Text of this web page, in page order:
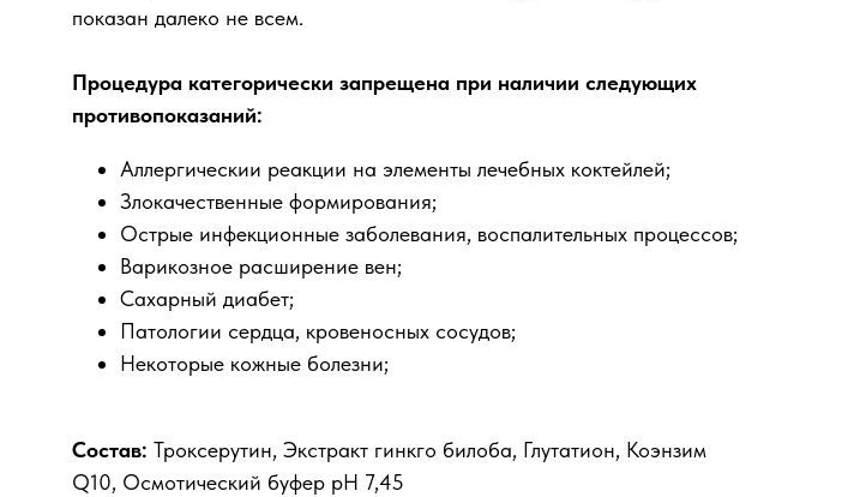
показан далеко не всем.
Процедура категорически запрещена при наличии следующих
противопоказаний:
Аллергическии реакции на элементы лечебных коктейлей;
Злокачественные формирования;
Острые инфекционные заболевания, воспалительных процессов;
Варикозное расширение вен;
Сахарный диабет;
Патологии сердца, кровеносных сосудов;
Некоторые кожные болезни;
Состав: Троксерутин, Экстракт гинкго билоба, Глутатион, Коэнзим
Q10, Осмотический буфер pH 7,45